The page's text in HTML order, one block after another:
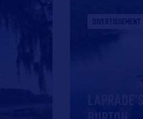
DIVERTISSEMENT